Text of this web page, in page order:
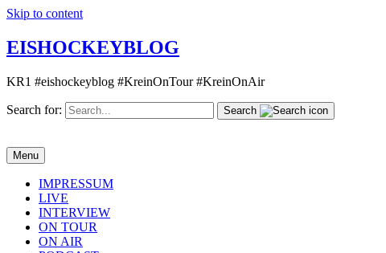
Skip to content
EISHOCKEYBLOG
KR1 #eishockeyblog #KreinOnTour #KreinOnAir
Search for: Search
Menu
IMPRESSUM
LIVE
INTERVIEW
ON TOUR
ON AIR